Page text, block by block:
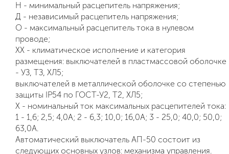
Н - минимальный расцепитель напряжения;
Д - независимый расцепитель напряжения;
О - максимальный расцепитель тока в нулевом
проводе;
ХХ - климатическое исполнение и категория
размещения: выключателей в пластмассовой оболочке
- УЗ, ТЗ, ХЛ5;
выключателей в металлической оболочке со степенью
защиты IP54 по ГОСТ-У2, Т2, ХЛ5;
Х - номинальный ток максимальных расцепителей тока:
1 - 1,6; 2,5; 4,0А; 2 - 6,3; 10,0; 16,0А; 3 - 25,0; 40,0; 50,0;
63,0А.
Автоматический выключатель АП-50 состоит из
следующих основных узлов: механизма управления.